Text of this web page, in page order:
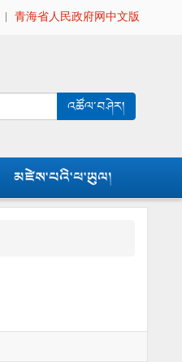
| 青海省人民政府网中文版
འཚོལ་བཤེར།
མཛེས་པའི་ཕ་ཡུལ།